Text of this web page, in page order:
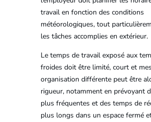
travail en fonction des conditions
météorologiques, tout
les tâches accomplies en extérieur.
Le temps de travail exposé aux
froides doit être limité, court et
organisation différente peut être
rigueur, notamment en prévoyant
plus fréquentes et des temps de
plus longs dans un espace fermé